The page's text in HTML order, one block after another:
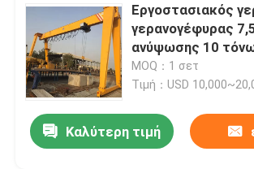
Εργοστασιακός
γερανογέφυρας
ανύψωσης 10
MOQ：1 σετ
Τιμή：USD
Καλύτερη τιμή